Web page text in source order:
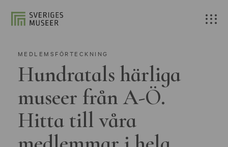
MEDLEMSFÖRTECKNING
Hundratals härliga
museer från A-Ö.
Hitta till våra